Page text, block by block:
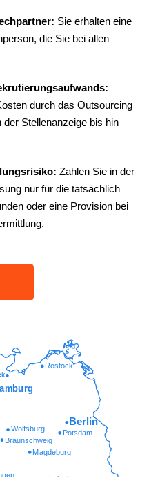
Sie erhalten eine
die Sie bei allen
durch das Outsourcing
Stellenanzeige bis hin
Zahlen Sie in der
nur für die tatsächlich
oder eine Provision bei
Magdeburg
Braunschweig
Potsdam
Wolfsburg
Rostock
Berlin